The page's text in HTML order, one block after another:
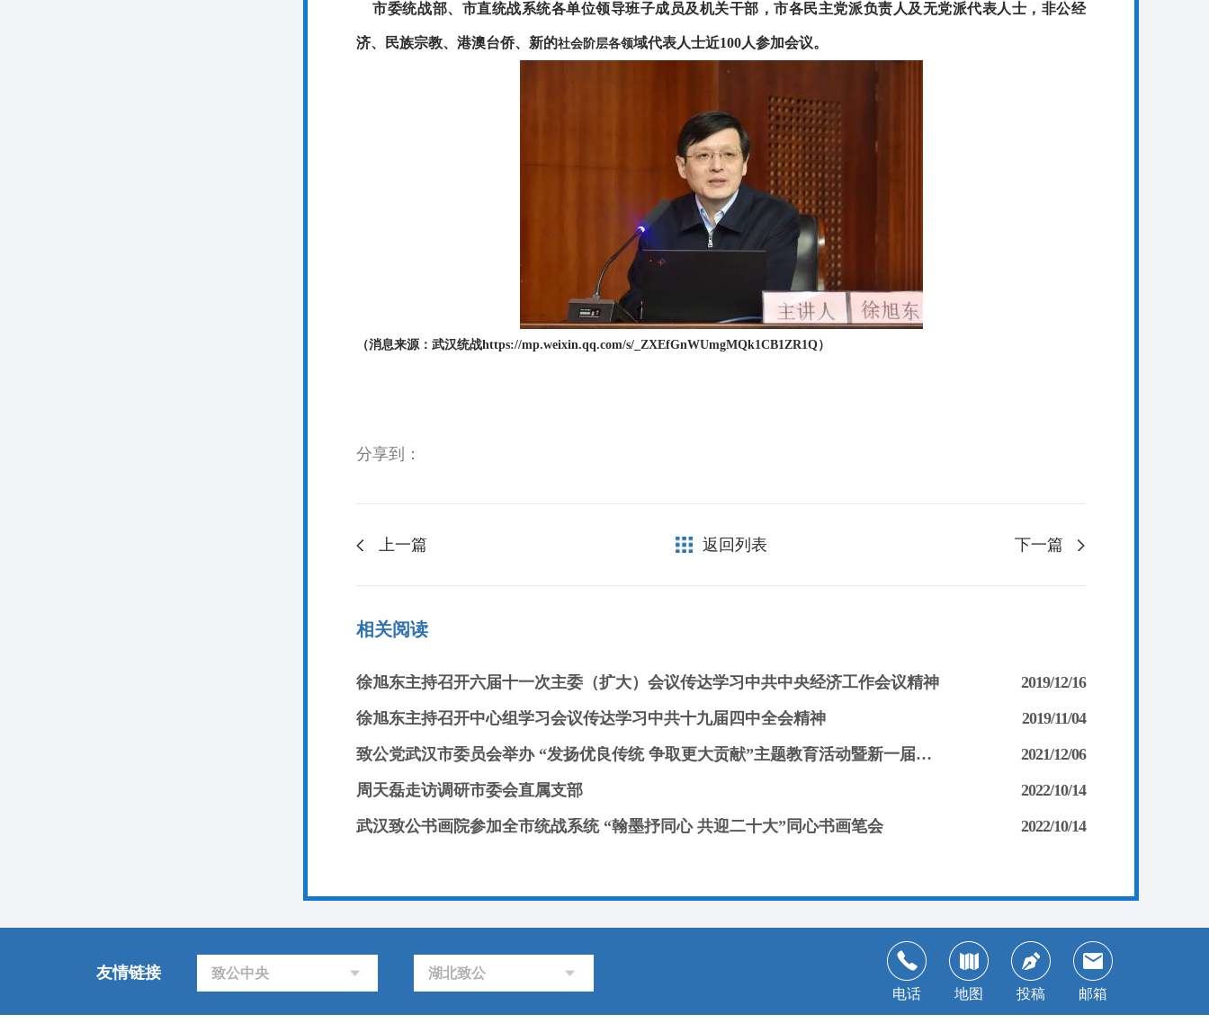
市委统战部、市直统战系统各单位领导班子成员及机关干部，市各民主党派负责人及无党派代表人士，非公经
济、民族宗教、港澳台侨、新的社会阶层各领域代表人士近100人参加会议。
（消息来源：武汉统战https://mp.weixin.qq.com/s/_ZXEfGnWUmgMQk1CB1ZR1Q）
分享到：
上一篇 返回列表 下一篇
相关阅读
徐旭东主持召开六届十一次主委（扩大）会议传达学习中共中央经济工作会议精神
2019/12/16
徐旭东主持召开中心组学习会议传达学习中共十九届四中全会精神
2019/11/04
致公党武汉市委员会举办 “发扬优良传统 争取更大贡献”主题教育活动暨新一届基层组织班子成员培训班
2021/12/06
周天磊走访调研市委会直属支部
2022/10/14
武汉致公书画院参加全市统战系统 “翰墨抒同心 共迎二十大”同心书画笔会
2022/10/14
友情链接 致公中央
湖北致公
电话
地图 投稿 邮箱